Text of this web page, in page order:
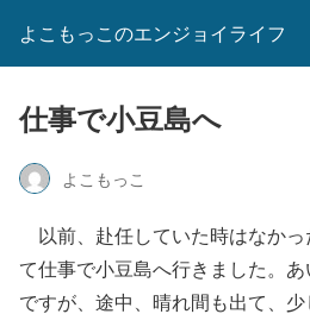
よこもっこのエンジョイライフ
仕事で小豆島へ
よこもっこ
以前、赴任していた時はなか
て仕事で小豆島へ行きました。
ですが、途中、晴れ間も出て、